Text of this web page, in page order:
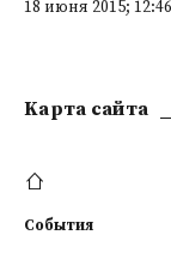
18 июня 2015;
Kарта сайта
События